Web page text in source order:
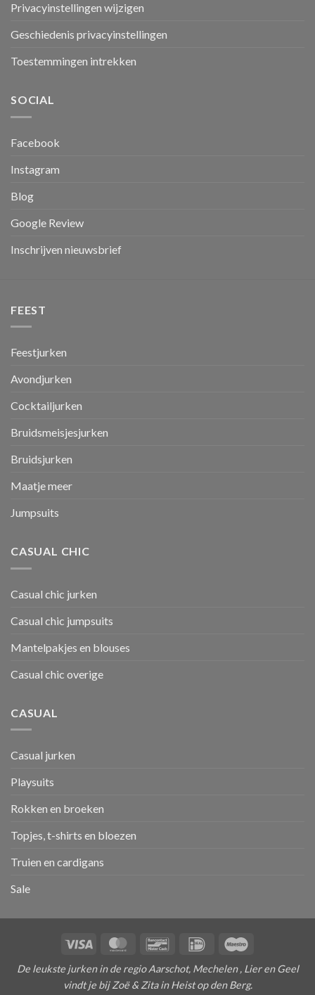
Privacyinstellingen wijzigen
Geschiedenis privacyinstellingen
Toestemmingen intrekken
SOCIAL
Facebook
Instagram
Blog
Google Review
Inschrijven nieuwsbrief
FEEST
Feestjurken
Avondjurken
Cocktailjurken
Bruidsmeisjesjurken
Bruidsjurken
Maatje meer
Jumpsuits
CASUAL CHIC
Casual chic jurken
Casual chic jumpsuits
Mantelpakjes en blouses
Casual chic overige
CASUAL
Casual jurken
Playsuits
Rokken en broeken
Topjes, t-shirts en bloezen
Truien en cardigans
Sale
Visa MasterCardBancontactIDeal
De leukste jurken in de regio Aarschot, Mechelen , Lier en Geel
vindt je bij Zoë & Zita in Heist op den Berg.